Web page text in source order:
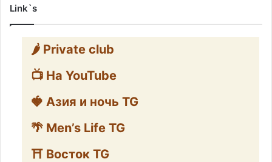
Link`s
🌶️ Private club
📺 На YouTube
🍓 Азия и ночь TG
🌴 Men’s Life TG
⛩️ Восток TG